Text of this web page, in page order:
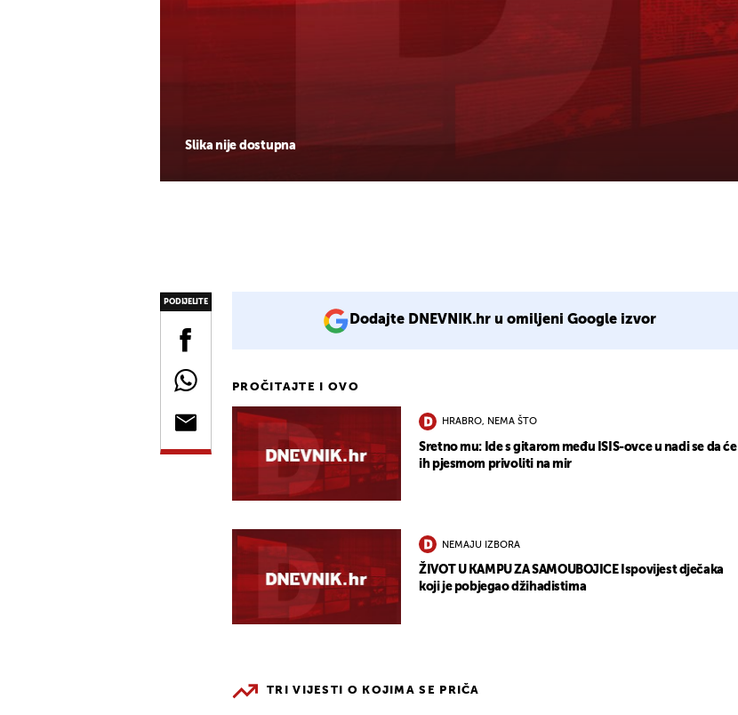
Slika nije dostupna
PODIJELITE
Dodajte DNEVNIK.hr u omiljeni Google izvor
PROČITAJTE I OVO
HRABRO, NEMA ŠTO
Sretno mu: Ide s gitarom među ISIS-ovce u nadi se da će
ih pjesmom privoliti na mir
NEMAJU IZBORA
ŽIVOT U KAMPU ZA SAMOUBOJICE Ispovijest dječaka
koji je pobjegao džihadistima
TRI VIJESTI O KOJIMA SE PRIČA